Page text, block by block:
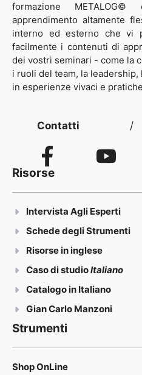
formazione
apprendimento altamente
interno ed esterno che vi
facilmente i contenuti di
dei vostri seminari - come la
i ruoli del team, la
in esperienze vivaci e
Contatti /
Risorse
Intervista Agli Esperti
Schede degli Strumenti
Risorse in inglese
Caso di studioItaliano
Catalogo in Italiano
Gian Carlo Manzoni
Strumenti
Shop OnLine